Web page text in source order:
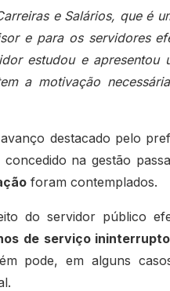
e Salários, que é
e para os servidores
estudou e
a motivação
destacado pelo
na gestão
foram contemplados.
do servidor público
de serviço ininterrupto
pode, em alguns